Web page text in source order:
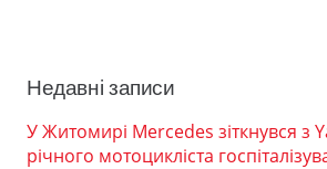
Недавні записи
У Житомирі Mercedes зіткнувся з
річного мотоцикліста